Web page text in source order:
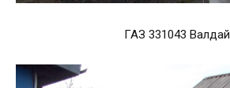
ГАЗ 331043 Валдай